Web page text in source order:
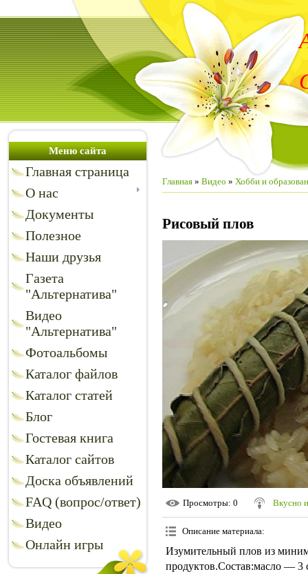
Меню сайта
Главная страница
О нас
Документы
Полезное
Наши друзья
Газета
"Альтернатива"
Видео
"Альтернатива"
Фотоальбомы
Каталог файлов
Каталог статей
Блог
Гостевая книга
Каталог сайтов
Доска объявлений
FAQ (вопрос/ответ)
Видео
Онлайн игры
Главная » Видео » Хобби и
Рисовый плов
Просмотры: 0 Вкусно
Описание материала:
Изумительный плов из
продуктов.Состав:масло —